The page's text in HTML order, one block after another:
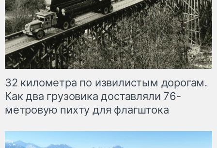
32 километра по извилистым дорогам.
Как два грузовика доставляли 76-
метровую пихту для флагштока